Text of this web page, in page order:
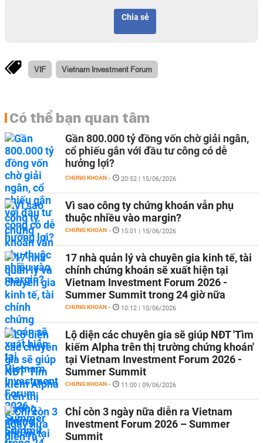
Chia sẻ
VIF Vietnam Investment Forum
Có thể bạn quan tâm
Gần 800.000 tỷ đồng vốn chờ giải ngân,
cổ phiếu gắn với đầu tư công có dễ
hưởng lợi?
CHỨNG KHOÁN - 20:52 | 15/06/2026
Vì sao công ty chứng khoán vẫn phụ
thuộc nhiều vào margin?
CHỨNG KHOÁN - 15:01 | 15/06/2026
17 nhà quản lý và chuyên gia kinh tế, tài
chính chứng khoán sẽ xuất hiện tại
Vietnam Investment Forum 2026 -
Summer Summit trong 24 giờ nữa
CHỨNG KHOÁN - 10:12 | 10/06/2026
Lộ diện các chuyên gia sẽ giúp NĐT 'Tìm
kiếm Alpha trên thị trường chứng khoán'
tại Vietnam Investment Forum 2026 -
Summer Summit
CHỨNG KHOÁN - 11:00 | 09/06/2026
Chỉ còn 3 ngày nữa diễn ra Vietnam
Investment Forum 2026 – Summer
Summit